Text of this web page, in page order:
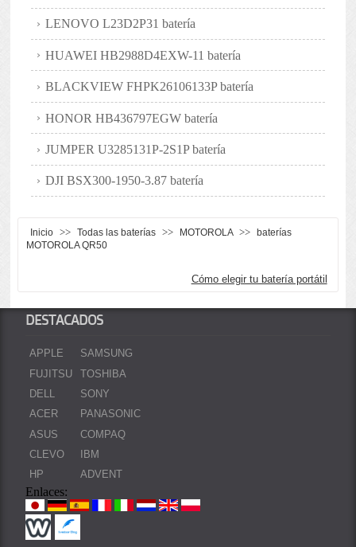
LENOVO L23D2P31 batería
HUAWEI HB2988D4EXW-11 batería
BLACKVIEW FHPK26106133P batería
HONOR HB436797EGW batería
JUMPER U3285131P-2S1P batería
DJI BSX300-1950-3.87 batería
Inicio >> Todas las baterías >> MOTOROLA >>
baterías
MOTOROLA QR50
Cómo elegir tu batería portátil
DESTACADOS
APPLE
FUJITSU
DELL
ACER
ASUS
CLEVO
HP
SAMSUNG
TOSHIBA
SONY
PANASONIC
COMPAQ
IBM
ADVENT
Enlaces: